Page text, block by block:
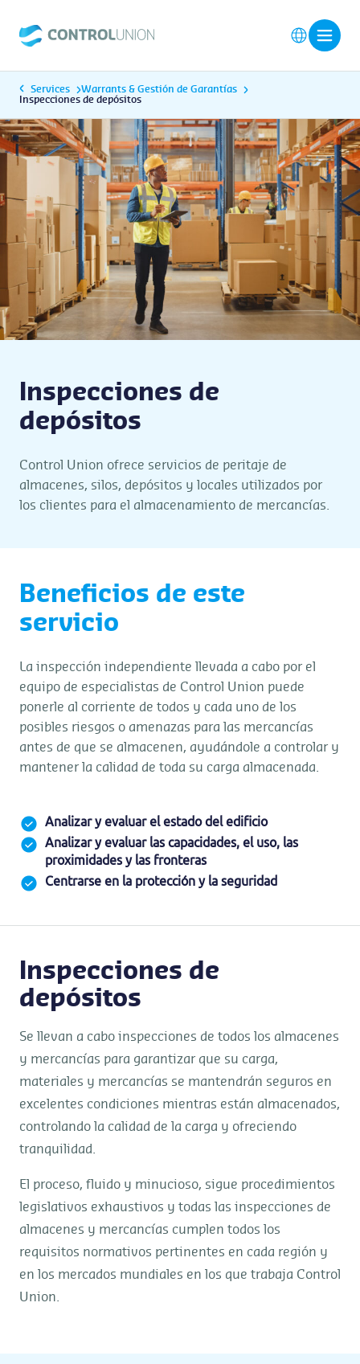
Inspecciones de
depósitos
Control Union ofrece servicios de peritaje de
almacenes, silos, depósitos y locales utilizados por
los clientes para el almacenamiento de mercancías.
Services
Warrants & Gestión de Garantías
Inspecciones de depósitos
Beneficios de este
servicio
La inspección independiente llevada a cabo por el
equipo de especialistas de Control Union puede
ponerle al corriente de todos y cada uno de los
posibles riesgos o amenazas para las mercancías
antes de que se almacenen, ayudándole a controlar y
mantener la calidad de toda su carga almacenada.
Analizar y evaluar el estado del edificio
Analizar y evaluar las capacidades, el uso, las
proximidades y las fronteras
Centrarse en la protección y la seguridad
Inspecciones de
depósitos
Se llevan a cabo inspecciones de todos los almacenes
y mercancías para garantizar que su carga,
materiales y mercancías se mantendrán seguros en
excelentes condiciones mientras están almacenados,
controlando la calidad de la carga y ofreciendo
tranquilidad.
El proceso, fluido y minucioso, sigue procedimientos
legislativos exhaustivos y todas las inspecciones de
almacenes y mercancías cumplen todos los
requisitos normativos pertinentes en cada región y
en los mercados mundiales en los que trabaja Control
Union.